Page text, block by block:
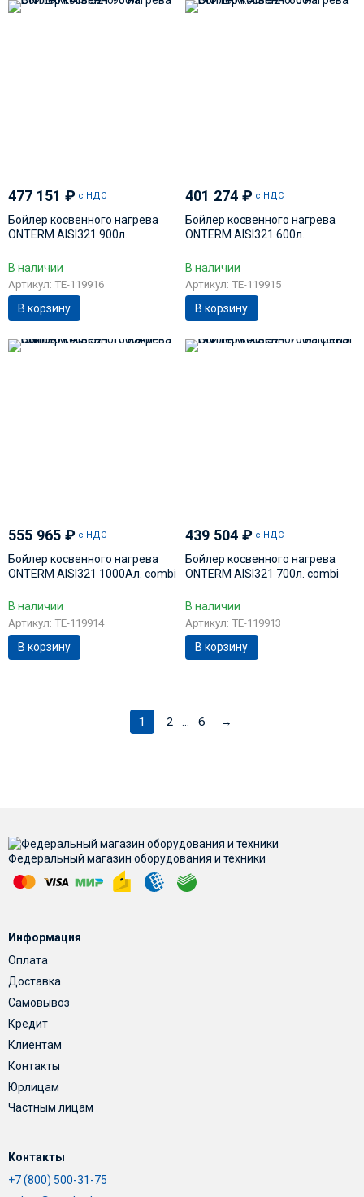
477 151 ₽ с НДС
Бойлер косвенного нагрева
ONTERM AISI321 900л.
В наличии
Артикул: TE-119916
В корзину
401 274₽ с НДС
Бойлер косвенного нагрева
ONTERM AISI321 600л.
В наличии
Артикул: TE-119915
В корзину
555 965 ₽ с НДС
Бойлер косвенного нагрева
ONTERM AISI321 1000Ал. сombi
В наличии
Артикул: TE-119914
В корзину
439 504₽ с НДС
Бойлер косвенного нагрева
ONTERM AISI321 700л. сombi
В наличии
Артикул: TE-119913
В корзину
1 2 6 →
Федеральный магазин оборудования и техники
Информация
Оплата
Доставка
Самовывоз
Кредит
Клиентам
Контакты
Юрлицам
Частным лицам
Контакты
+7 (800) 500-31-75